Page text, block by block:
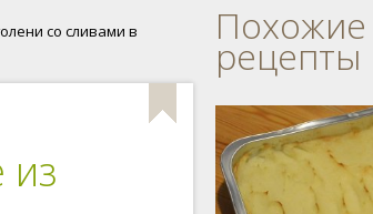
со сливами в
Похожие
рецепты